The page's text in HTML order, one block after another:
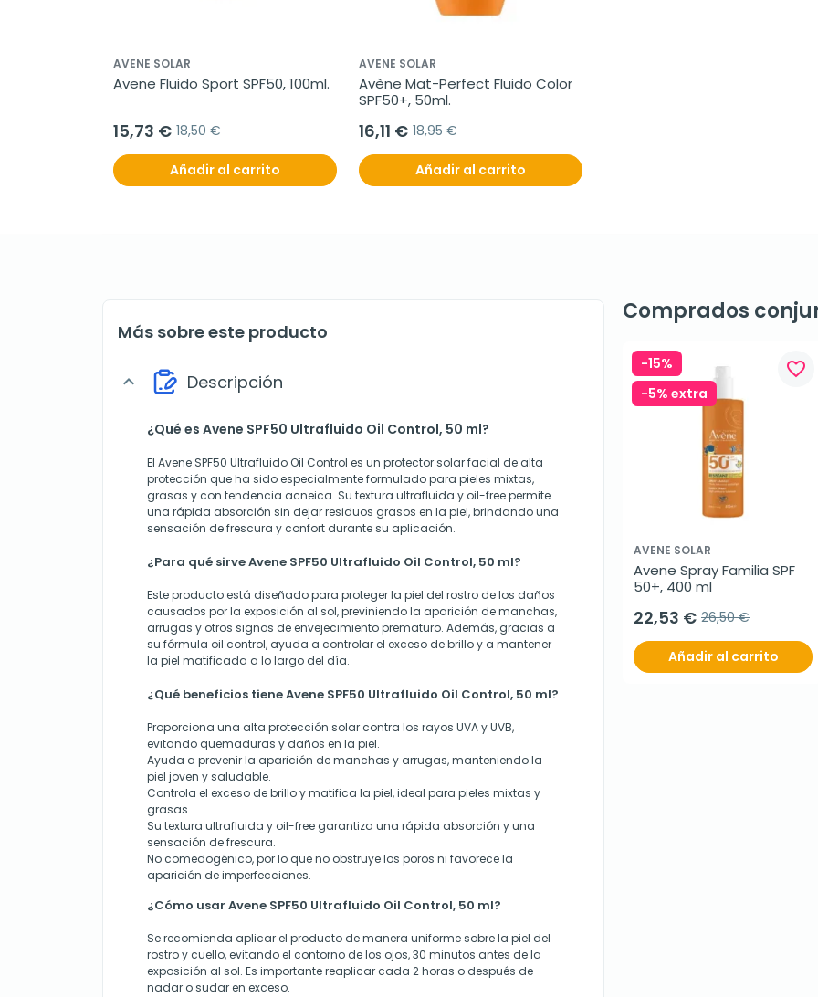
AVENE SOLAR
Avene Fluido Sport SPF50, 100ml.
15,73 € 18,50 €
Añadir al carrito
AVENE SOLAR
Avène Mat-Perfect Fluido Color
SPF50+, 50ml.
16,11 € 18,95 €
Añadir al carrito
Más sobre este producto
expand_more Descripción
¿Qué es Avene SPF50 Ultrafluido Oil Control, 50 ml?
El Avene SPF50 Ultrafluido Oil Control es un protector solar facial de alta
protección que ha sido especialmente formulado para pieles mixtas,
grasas y con tendencia acneica. Su textura ultrafluida y oil-free permite
una rápida absorción sin dejar residuos grasos en la piel, brindando una
sensación de frescura y confort durante su aplicación.
¿Para qué sirve Avene SPF50 Ultrafluido Oil Control, 50 ml?
Este producto está diseñado para proteger la piel del rostro de los daños
causados por la exposición al sol, previniendo la aparición de manchas,
arrugas y otros signos de envejecimiento prematuro. Además, gracias a
su fórmula oil control, ayuda a controlar el exceso de brillo y a mantener
la piel matificada a lo largo del día.
¿Qué beneficios tiene Avene SPF50 Ultrafluido Oil Control, 50 ml?
Proporciona una alta protección solar contra los rayos UVA y UVB,
evitando quemaduras y daños en la piel.
Ayuda a prevenir la aparición de manchas y arrugas, manteniendo la
piel joven y saludable.
Controla el exceso de brillo y matifica la piel, ideal para pieles mixtas y
grasas.
Su textura ultrafluida y oil-free garantiza una rápida absorción y una
sensación de frescura.
No comedogénico, por lo que no obstruye los poros ni favorece la
aparición de imperfecciones.
¿Cómo usar Avene SPF50 Ultrafluido Oil Control, 50 ml?
Se recomienda aplicar el producto de manera uniforme sobre la piel del
rostro y cuello, evitando el contorno de los ojos, 30 minutos antes de la
exposición al sol. Es importante reaplicar cada 2 horas o después de
nadar o sudar en exceso.
Comprados
-15%
-5% extra
favorite_border
AVENE SOLAR
Avene Spray Familia SPF
50+, 400 ml
22,53 € 26,50 €
Añadir al carrito